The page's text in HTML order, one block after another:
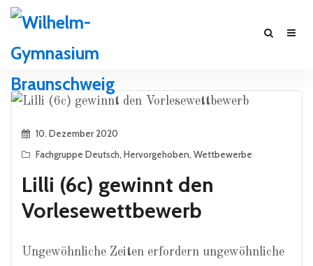
10. Dezember 2020
Fachgruppe Deutsch, Hervorgehoben, Wettbewerbe
Lilli (6c) gewinnt den
Vorlesewettbewerb
Ungewöhnliche Zeiten erfordern ungewöhnliche